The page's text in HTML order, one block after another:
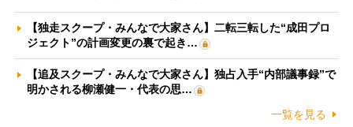
【独走スクープ・みんなで大家さん】二転三転した“成田プロ
ジェクト”の計画変更の裏で起き…
【追及スクープ・みんなで大家さん】独占入手“内部議事録”で
明かされる柳瀬健一・代表の思…
一覧を見る